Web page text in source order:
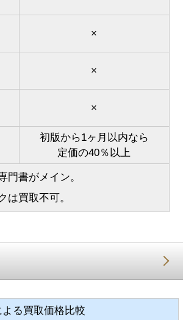
×
×
×
初版から1ヶ月以内なら
定価の40％以上
門書がメイン。
は買取不可。
る買取価格比較